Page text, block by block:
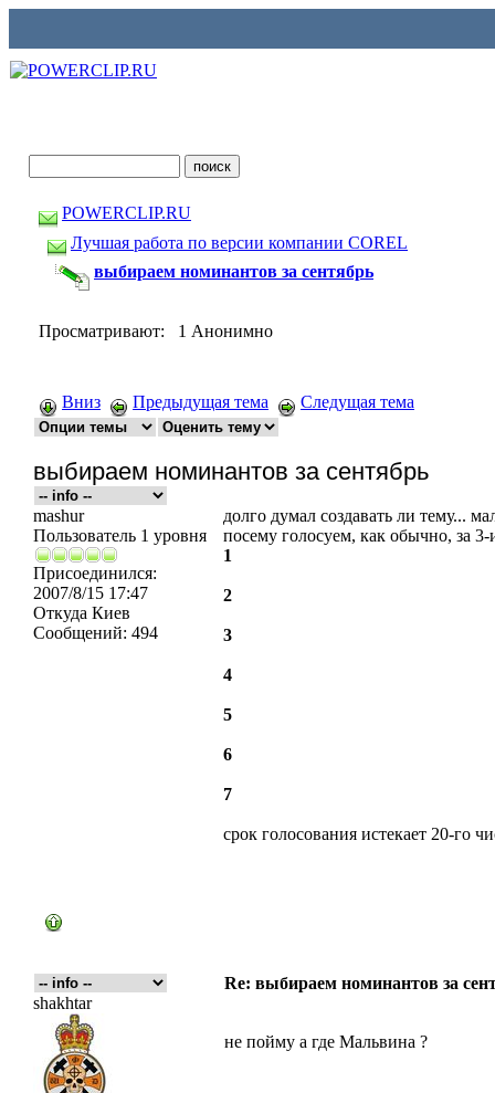
POWERCLIP.RU
Лучшая работа по версии компании COREL
выбираем номинантов за сентябрь
Просматривают: 1 Анонимно
Вниз Предыдущая тема Следущая тема
выбираем номинантов за сентябрь
mashur
Пользователь 1 уровня
Присоединился:
2007/8/15 17:47
Откуда Киев
Сообщений: 494
долго думал создавать ли тему...
посему голосуем, как обычно, за
1
2
3
4
5
6
7
срок голосования истекает 20-го
Re: выбираем номинантов за
shakhtar
не пойму а где Мальвина ?